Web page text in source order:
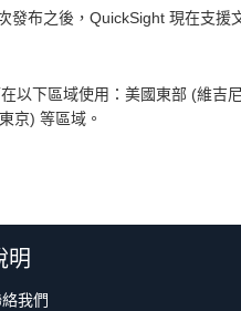
布之後，QuickSight 現在支援
以下區域使用：美國東部 (維吉
京) 等區域。
明
我們